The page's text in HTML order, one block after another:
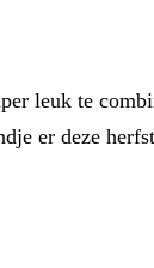
leuk te
er deze